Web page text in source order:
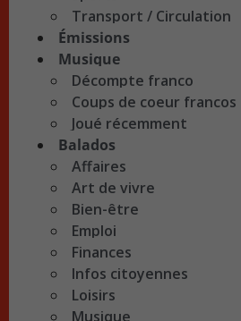
Transport / Circulation
Émissions
Musique
Décompte franco
Coups de coeur francos
Joué récemment
Balados
Affaires
Art de vivre
Bien-être
Emploi
Finances
Infos citoyennes
Loisirs
Musique